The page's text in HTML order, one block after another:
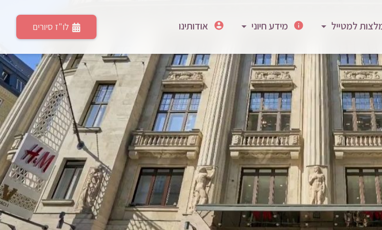
למטייל מידע חיוני אודותינו לו"ז סיורים